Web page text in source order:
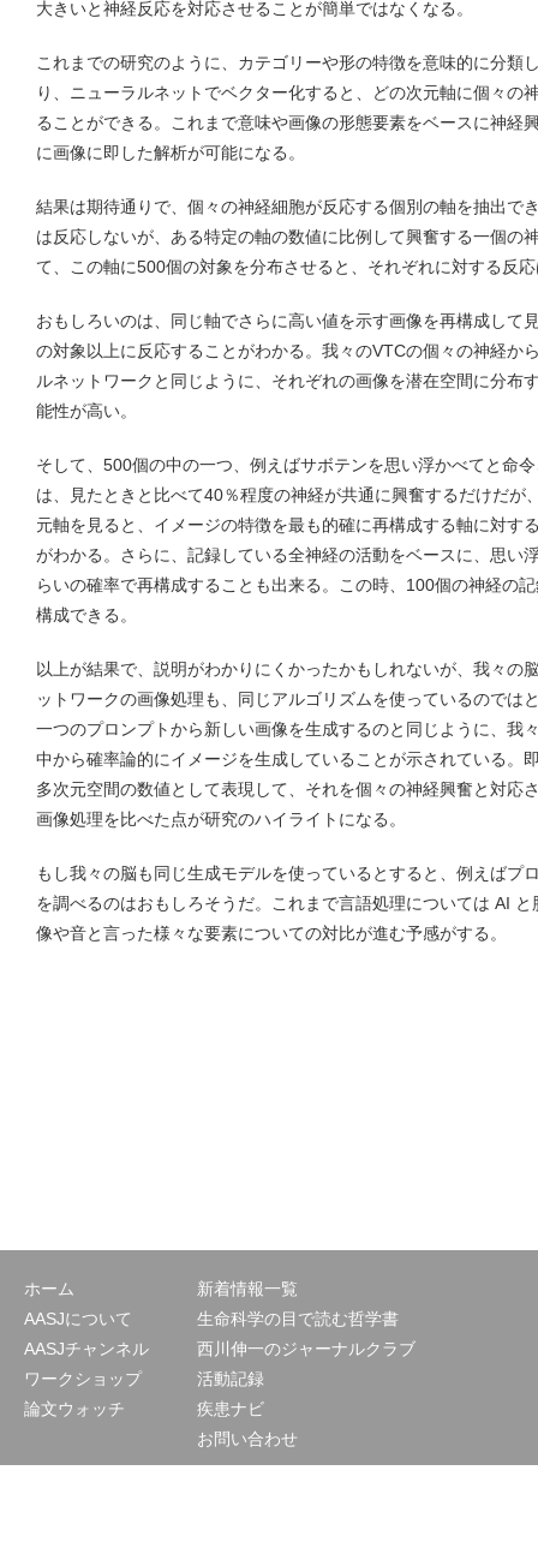
大きいと神経反応を対応させることが簡単ではなくなる。
これまでの研究のように、カテゴリーや形の特徴を意味的に分類
り、ニューラルネットでベクター化すると、どの次元軸に個々の
ることができる。これまで意味や画像の形態要素をベースに神経
に画像に即した解析が可能になる。
結果は期待通りで、個々の神経細胞が反応する個別の軸を抽出で
は反応しないが、ある特定の軸の数値に比例して興奮する一個の
て、この軸に500個の対象を分布させると、それぞれに対する反
おもしろいのは、同じ軸でさらに高い値を示す画像を再構成して
の対象以上に反応することがわかる。我々のVTCの個々の神経か
ルネットワークと同じように、それぞれの画像を潜在空間に分布
能性が高い。
そして、500個の中の一つ、例えばサボテンを思い浮かべてと命
は、見たときと比べて40％程度の神経が共通に興奮するだけだが
元軸を見ると、イメージの特徴を最も的確に再構成する軸に対す
がわかる。さらに、記録している全神経の活動をベースに、思い
らいの確率で再構成することも出来る。この時、100個の神経の
構成できる。
以上が結果で、説明がわかりにくかったかもしれないが、我々
ットワークの画像処理も、同じアルゴリズムを使っているのでは
一つのプロンプトから新しい画像を生成するのと同じように、我
中から確率論的にイメージを生成していることが示されている。
多次元空間の数値として表現して、それを個々の神経興奮と対応
画像処理を比べた点が研究のハイライトになる。
もし我々の脳も同じ生成モデルを使っているとすると、例えばプ
を調べるのはおもしろそうだ。これまで言語処理については AI
像や音と言った様々な要素についての対比が進む予感がする。
ホーム
AASJについて
AASJチャンネル
ワークショップ
論文ウォッチ
新着情報一覧
生命科学の目で読む哲学書
西川伸一のジャーナルクラブ
活動記録
疾患ナビ
お問い合わせ